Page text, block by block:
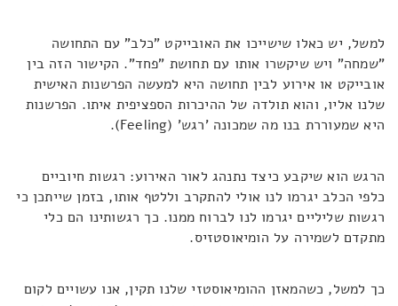
למשל, יש כאלו שישייכו את האובייקט "כלב" עם התחושה
"שמחה" ויש שיקשרו אותו עם תחושת "פחד". הקישור הזה בין
אובייקט או אירוע לבין תחושה היא למעשה הפרשנות האישית
שלנו אליו, והוא תולדה של ההיכרות הספציפית איתו. הפרשנות
היא שמעוררת בנו מה שמכונה 'רגש' (Feeling).
הרגש הוא שיקבע כיצד נתנהג לאור האירוע: רגשות חיוביים
כלפי הכלב יגרמו לנו אולי להתקרב וללטף אותו, בזמן שייתכן כי
רגשות שליליים יגרמו לנו לברוח ממנו. כך רגשותינו הם כלי
מתקדם לשמירה על הומיאוסטזיס.
כך למשל, כשהמאזן ההומיאוסטזי שלנו תקין, אנו עשויים לקום